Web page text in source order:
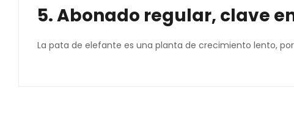
5. Abonado regular, clave
La pata de elefante es una planta de crecimiento lento,